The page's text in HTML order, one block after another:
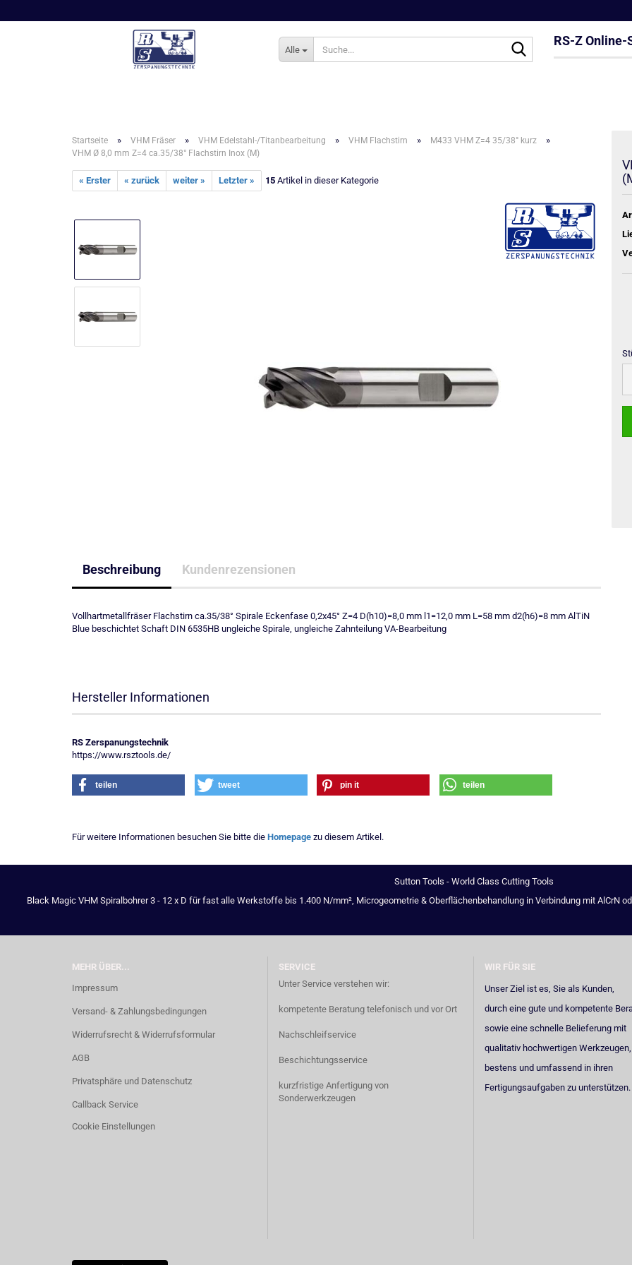
Alle
Suche...RS-Z Online-
Startseite » VHM Fräser » VHM Edelstahl-/Titanbearbeitung » VHM Flachstirn » M433 VHM Z=4 35/38° kurz »
VHM Ø 8,0 mm Z=4 ca.35/38° Flachstirn Inox (M)
« Erster « zurück weiter » Letzter » 15 Artikel in dieser Kategorie
Beschreibung Kundenrezensionen
Vollhartmetallfräser Flachstirn ca.35/38° Spirale Eckenfase 0,2x45° Z=4 D(h10)=8,0 mm l1=12,0 mm L=58 mm d2(h6)=8 mm AlTiN
Blue beschichtet Schaft DIN 6535HB ungleiche Spirale, ungleiche Zahnteilung VA-Bearbeitung
Hersteller Informationen
RS Zerspanungstechnik
https://www.rsztools.de/
teilen tweet pin it teilen
Für weitere Informationen besuchen Sie bitte die Homepage zu diesem Artikel.
Sutton Tools - World Class Cutting Tools
Black Magic VHM Spiralbohrer 3 - 12 x D für fast alle Werkstoffe bis 1.400 N/mm², Microgeometrie & Oberflächenbehandlung in Verbindung mit AlCrN
MEHR ÜBER...
Impressum
Versand- & Zahlungsbedingungen
Widerrufsrecht & Widerrufsformular
AGB
Privatsphäre und Datenschutz
Callback Service
Cookie Einstellungen
SERVICE
Unter Service verstehen wir:
kompetente Beratung telefonisch und vor Ort
Nachschleifservice
Beschichtungsservice
kurzfristige Anfertigung von
Sonderwerkzeugen
WIR FÜR SIE
Unser Ziel ist es, Sie als Kunden,
durch eine gute und kompetente
sowie eine schnelle Belieferung mit
qualitativ hochwertigen Werkzeugen,
bestens und umfassend in ihren
Fertigungsaufgaben zu unterstützen.